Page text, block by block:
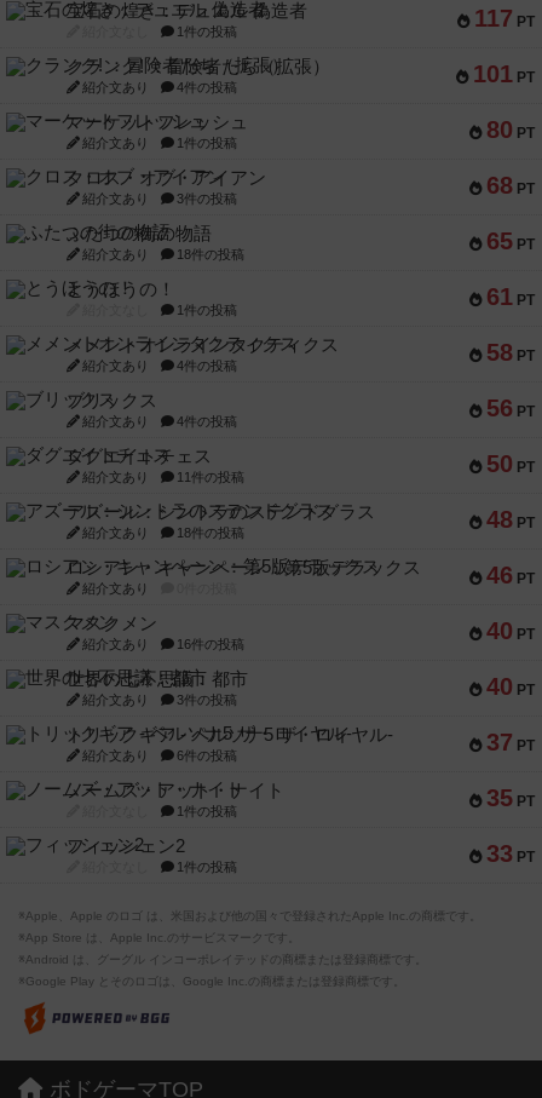
117 PT
宝石の煌き：デュエル 偽造者
1件の投稿
101 PT
クランク! ：冒険者たち（拡張）
紹介文あり 4件の投稿
80 PT
マーケットフレッシュ
紹介文あり 1件の投稿
68 PT
クロス・オブ・アイアン
紹介文あり 3件の投稿
65 PT
ふたつの街の物語
紹介文あり 18件の投稿
61 PT
とうほうの！
1件の投稿
58 PT
メメントオンラインタクティクス
紹介文あり 4件の投稿
56 PT
ブリックス
紹介文あり 4件の投稿
50 PT
ダグエイトチェス
紹介文あり 11件の投稿
48 PT
アズール：シントラのステンドグラス
紹介文あり 18件の投稿
46 PT
ロシアン・キャンペーン：第5版デラックス
紹介文あり
40 PT
マスクメン
紹介文あり 16件の投稿
40 PT
世界の七不思議：都市
紹介文あり 3件の投稿
37 PT
トリックギア - ペルソナ5 ザ・ロイヤル-
紹介文あり 6件の投稿
35 PT
ノームズ・アット・ナイト
1件の投稿
33 PT
フィッシェン2
1件の投稿
※Apple、Apple のロゴ は、米国および他の国々で登録されたApple Inc.の商標です。
※App Store は、Apple Inc.のサービスマークです。
※Android は、グーグル インコーポレイテッドの商標または登録商標です。
※Google Play とそのロゴは、Google Inc.の商標または登録商標です。
ボドゲーマTOP